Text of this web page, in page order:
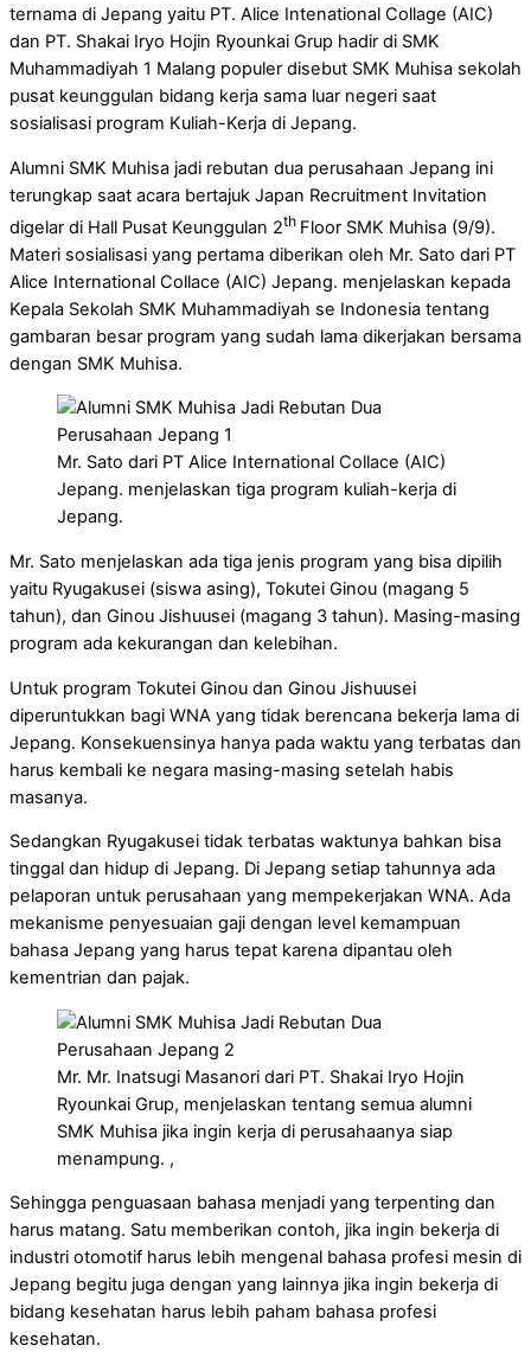
ternama di Jepang yaitu PT. Alice Intenational Collage (AIC)
dan PT. Shakai Iryo Hojin Ryounkai Grup hadir di SMK
Muhammadiyah 1 Malang populer disebut SMK Muhisa sekolah
pusat keunggulan bidang kerja sama luar negeri saat
sosialisasi program Kuliah-Kerja di Jepang.
Alumni SMK Muhisa jadi rebutan dua perusahaan Jepang ini
terungkap saat acara bertajuk Japan Recruitment Invitation
digelar di Hall Pusat Keunggulan 2th Floor SMK Muhisa (9/9).
Materi sosialisasi yang pertama diberikan oleh Mr. Sato dari PT
Alice International Collace (AIC) Jepang. menjelaskan kepada
Kepala Sekolah SMK Muhammadiyah se Indonesia tentang
gambaran besar program yang sudah lama dikerjakan bersama
dengan SMK Muhisa.
Mr. Sato dari PT Alice International Collace (AIC)
Jepang. menjelaskan tiga program kuliah-kerja di
Jepang.
Mr. Sato menjelaskan ada tiga jenis program yang bisa dipilih
yaitu Ryugakusei (siswa asing), Tokutei Ginou (magang 5
tahun), dan Ginou Jishuusei (magang 3 tahun). Masing-masing
program ada kekurangan dan kelebihan.
Untuk program Tokutei Ginou dan Ginou Jishuusei
diperuntukkan bagi WNA yang tidak berencana bekerja lama di
Jepang. Konsekuensinya hanya pada waktu yang terbatas dan
harus kembali ke negara masing-masing setelah habis
masanya.
Sedangkan Ryugakusei tidak terbatas waktunya bahkan bisa
tinggal dan hidup di Jepang. Di Jepang setiap tahunnya ada
pelaporan untuk perusahaan yang mempekerjakan WNA. Ada
mekanisme penyesuaian gaji dengan level kemampuan
bahasa Jepang yang harus tepat karena dipantau oleh
kementrian dan pajak.
Mr. Mr. Inatsugi Masanori dari PT. Shakai Iryo Hojin
Ryounkai Grup, menjelaskan tentang semua alumni
SMK Muhisa jika ingin kerja di perusahaanya siap
menampung. ,
Sehingga penguasaan bahasa menjadi yang terpenting dan
harus matang. Satu memberikan contoh, jika ingin bekerja di
industri otomotif harus lebih mengenal bahasa profesi mesin di
Jepang begitu juga dengan yang lainnya jika ingin bekerja di
bidang kesehatan harus lebih paham bahasa profesi
kesehatan.